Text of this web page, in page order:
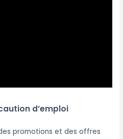
d’emploi
promotions et des offres